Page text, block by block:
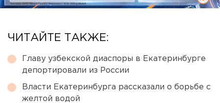
ЧИТАЙТЕ ТАКЖЕ:
Главу узбекской диаспоры в Екатеринбурге
депортировали из России
Власти Екатеринбурга рассказали о борьбе с
желтой водой